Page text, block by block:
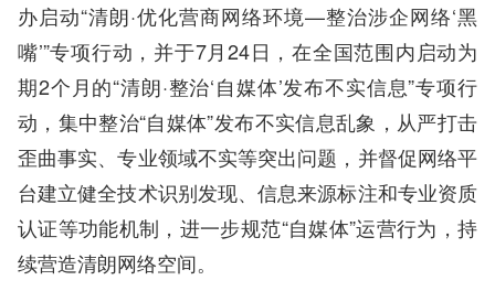
办启动“清朗·优化营商网络环境—整治涉企网络‘黑
嘴’”专项行动，并于7月24日，在全国范围内启动为
期2个月的“清朗·整治‘自媒体’发布不实信息”专项行
动，集中整治“自媒体”发布不实信息乱象，从严打击
歪曲事实、专业领域不实等突出问题，并督促网络平
台建立健全技术识别发现、信息来源标注和专业资质
认证等功能机制，进一步规范“自媒体”运营行为，持
续营造清朗网络空间。